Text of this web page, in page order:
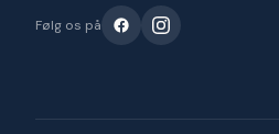
Følg os på